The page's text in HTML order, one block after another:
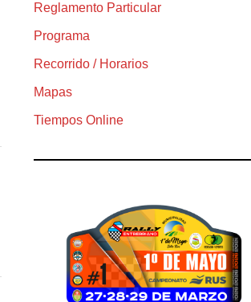
Reglamento Particular
Programa
Recorrido / Horarios
Mapas
Tiempos Online